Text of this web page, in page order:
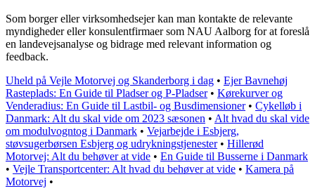
Som borger eller virksomhedsejer kan man kontakte de relevante
myndigheder eller konsulentfirmaer som NAU Aalborg for at foreslå
en landevejsanalyse og bidrage med relevant information og
feedback.
Uheld på Vejle Motorvej og Skanderborg i dag • Ejer Bavnehøj
Rasteplads: En Guide til Pladser og P-Pladser• Kørekurver og
Venderadius: En Guide til Lastbil- og Busdimensioner• Cykelløb i
Danmark: Alt du skal vide om 2023 sæsonen • Alt hvad du skal vide
om modulvogntog i Danmark • Vejarbejde i Esbjerg,
støvsugerbørsen Esbjerg og udrykningstjenester• Hillerød
Motorvej: Alt du behøver at vide • En Guide til Busserne i Danmark
• Vejle Transportcenter: Alt hvad du behøver at vide • Kamera på
Motorvej •